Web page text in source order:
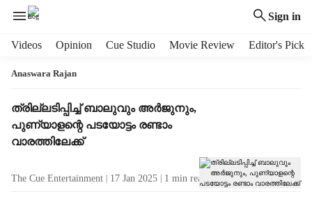
Sign in
Videos Opinion Cue Studio Movie Review Editor's Pick
Anaswara Rajan
T
a
g
s
ത്രില്ലടിപ്പിച്ച് ബാലുവും അർജുനും,
പുണ്യാളന്റെ പടയോട്ടം രണ്ടാം
വാരത്തിലേക്ക്
The Cue Entertainment 17 Jan 2025 1 min read